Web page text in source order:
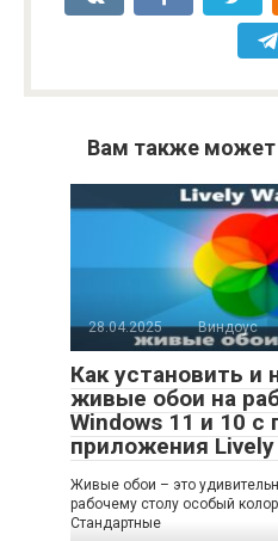
Вам также может
28.04.2025 Виндоус
Как установить и
живые обои на
Windows 11 и 10
приложения Lively
Живые обои – это
рабочему столу особый
Стандартные